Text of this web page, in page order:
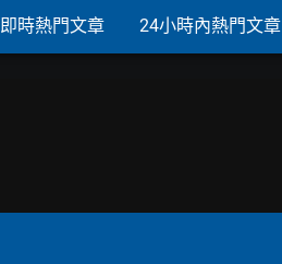
即時熱門文章 24小時內熱門文章